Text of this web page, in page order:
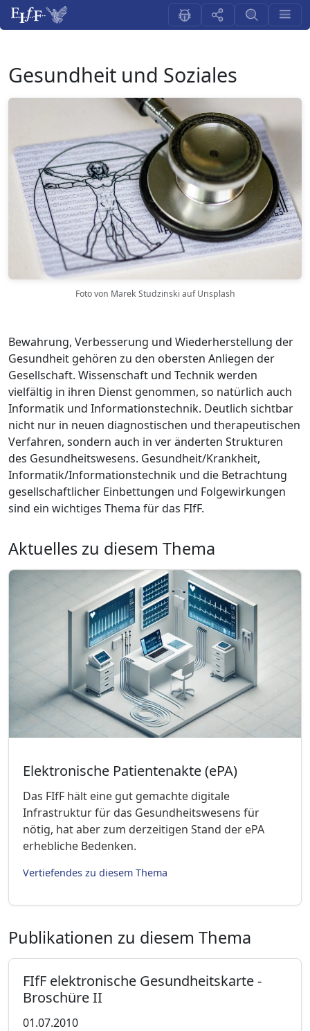
Gesundheit und Soziales
Foto von Marek Studzinski auf Unsplash
Bewahrung, Verbesserung und Wiederherstellung der
Gesundheit gehören zu den obersten Anliegen der
Gesellschaft. Wissenschaft und Technik werden
vielfältig in ihren Dienst genommen, so natürlich auch
Informatik und Informationstechnik. Deutlich sichtbar
nicht nur in neuen diagnostischen und therapeutischen
Verfahren, sondern auch in ver änderten Strukturen
des Gesundheitswesens. Gesundheit/Krankheit,
Informatik/Informationstechnik und die Betrachtung
gesellschaftlicher Einbettungen und Folgewirkungen
sind ein wichtiges Thema für das FIfF.
Aktuelles zu diesem Thema
Elektronische Patientenakte (ePA)
Das FIfF hält eine gut gemachte digitale
Infrastruktur für das Gesundheitswesens für
nötig, hat aber zum derzeitigen Stand der ePA
erhebliche Bedenken.
Vertiefendes zu diesem Thema
Publikationen zu diesem Thema
FIfF elektronische Gesundheitskarte -
Broschüre II
01.07.2010